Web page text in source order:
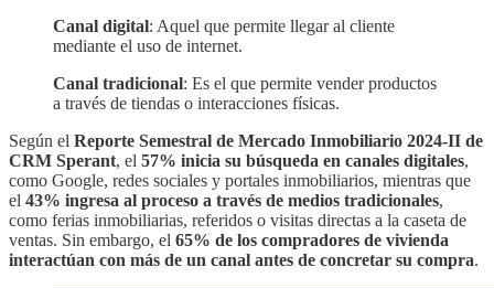
Canal digital: Aquel que permite llegar al cliente
mediante el uso de internet.
Canal tradicional: Es el que permite vender productos
a través de tiendas o interacciones físicas.
Según el Reporte Semestral de Mercado Inmobiliario 2024-II de
CRM Sperant, el 57% inicia su búsqueda en canales digitales,
como Google, redes sociales y portales inmobiliarios, mientras que
el 43% ingresa al proceso a través de medios tradicionales,
como ferias inmobiliarias, referidos o visitas directas a la caseta de
ventas. Sin embargo, el 65% de los compradores de vivienda
interactúan con más de un canal antes de concretar su compra.